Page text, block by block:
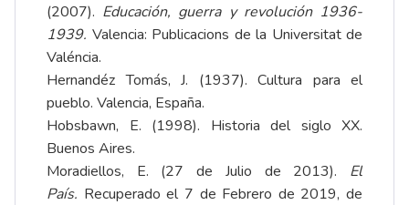
(2007). Educación, guerra y revolución 1936-
1939. Valencia: Publicacions de la Universitat de
Valéncia.
Hernandéz Tomás, J. (1937). Cultura para el
pueblo. Valencia, España.
Hobsbawn, E. (1998). Historia del siglo XX.
Buenos Aires.
Moradiellos, E. (27 de Julio de 2013). El
País. Recuperado el 7 de Febrero de 2019, de